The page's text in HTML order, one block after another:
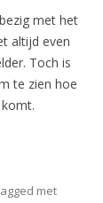
met het
altijd even
Toch is
te zien hoe
met